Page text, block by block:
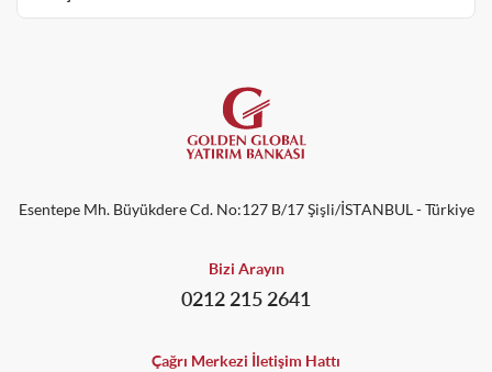
Esentepe Mh. Büyükdere Cd. No:127 B/17 Şişli/İSTANBUL - Türkiye
Bizi Arayın
0212 215 2641
Çağrı Merkezi İletişim Hattı